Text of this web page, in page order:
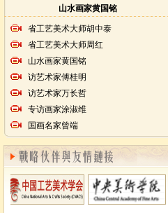
山水画家黄国铭
省工艺美术大师胡中泰
省工艺美术大师周红
山水画家黄国铭
访艺术家傅桂明
访艺术家万长哲
专访画家涂淑维
国画名家曾端